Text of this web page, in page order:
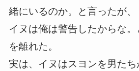
緒にいるのか。と言ったが、
イヌは俺は警告したからな
を離れた。
実は、イヌはスヨンを男た